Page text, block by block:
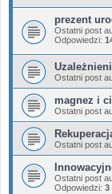
prezent
Ostatni post
Odpowiedzi:
Ostatni post
magnez i
Ostatni post
Ostatni post
Ostatni post
Odpowiedzi: 3